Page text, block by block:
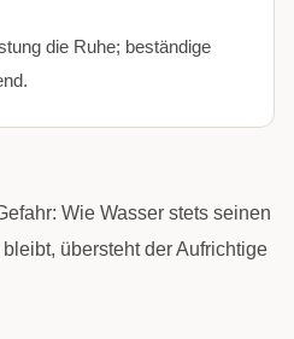
die Ruhe; beständige
Wie Wasser stets seinen
übersteht der Aufrichtige